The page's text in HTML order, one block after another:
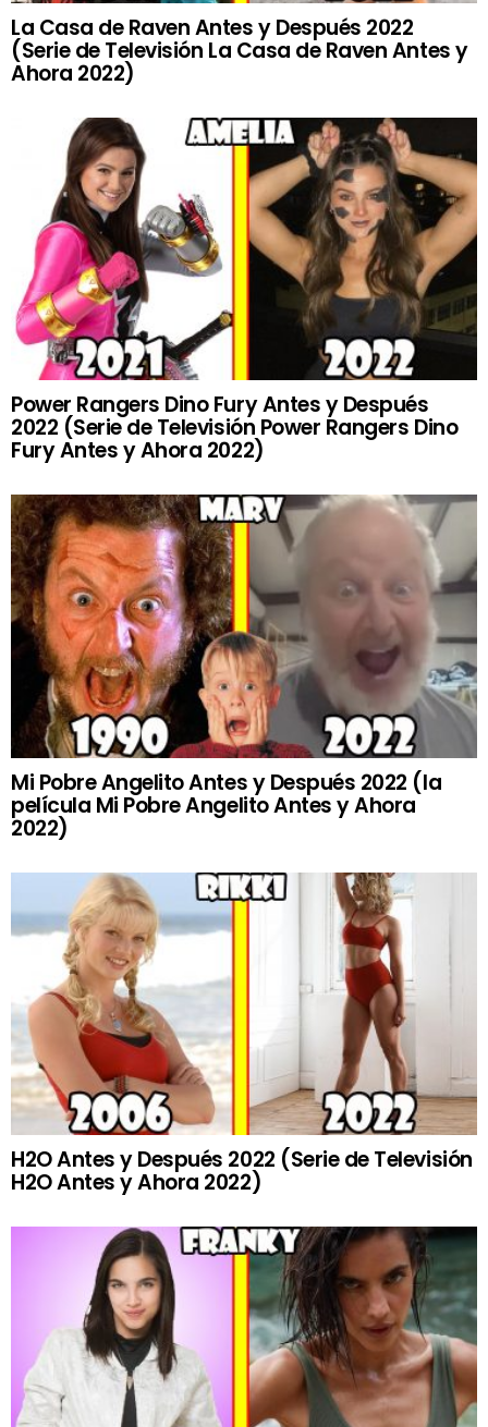
La Casa de Raven Antes y Después 2022
(Serie de Televisión La Casa de Raven Antes y
Ahora 2022)
Power Rangers Dino Fury Antes y Después
2022 (Serie de Televisión Power Rangers Dino
Fury Antes y Ahora 2022)
Mi Pobre Angelito Antes y Después 2022 (la
película Mi Pobre Angelito Antes y Ahora
2022)
H2O Antes y Después 2022 (Serie de Televisión
H2O Antes y Ahora 2022)